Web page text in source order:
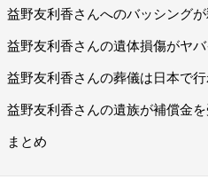
益野友利香さんへのバッシング
益野友利香さんの遺体損傷がヤ
益野友利香さんの葬儀は日本で
益野友利香さんの遺族が補償金
まとめ